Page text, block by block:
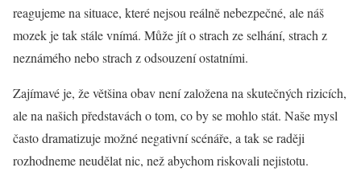
reagujeme na situace, které nejsou reálně nebezpečné, ale náš
mozek je tak stále vnímá. Může jít o strach ze selhání, strach z
neznámého nebo strach z odsouzení ostatními.
Zajímavé je, že většina obav není založena na skutečných rizicích,
ale na našich představách o tom, co by se mohlo stát. Naše mysl
často dramatizuje možné negativní scénáře, a tak se raději
rozhodneme neudělat nic, než abychom riskovali nejistotu.